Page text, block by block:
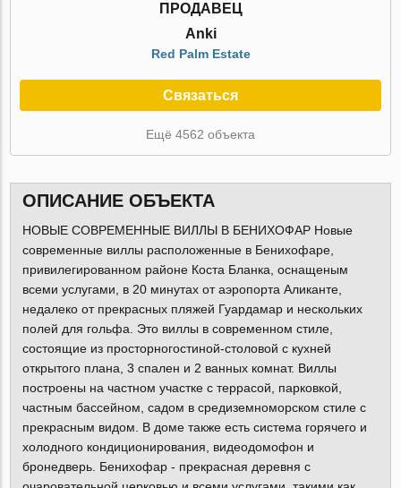
ПРОДАВЕЦ
Anki
Red Palm Estate
Связаться
Ещё 4562 объекта
ОПИСАНИЕ ОБЪЕКТА
НОВЫЕ СОВРЕМЕННЫЕ ВИЛЛЫ В БЕНИХОФАР Новые
современные виллы расположенные в Бенихофаре,
привилегированном районе Коста Бланка, оснащеным
всеми услугами, в 20 минутах от аэропорта Аликанте,
недалеко от прекрасных пляжей Гуардамар и нескольких
полей для гольфа. Это виллы в современном стиле,
состоящие из просторногостиной-столовой с кухней
открытого плана, 3 спален и 2 ванных комнат. Виллы
построены на частном участке с террасой, парковкой,
частным бассейном, садом в средиземноморском стиле с
прекрасным видом. В доме также есть система горячего и
холодного кондиционирования, видеодомофон и
бронедверь. Бенихофар - прекрасная деревня с